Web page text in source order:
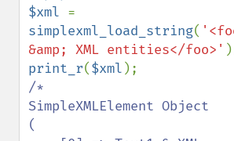
$xml
simplexml_load_string(
&amp; XML entities</foo>'
print_r($xml
/*
SimpleXMLElement Object
(